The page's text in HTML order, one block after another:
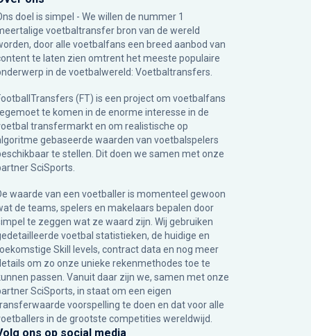
doel is simpel - We willen de nummer 1
voetbaltransfer bron van de wereld
door alle voetbalfans een breed aanbod van
te laten zien omtrent het meeste populaire
in de voetbalwereld: Voetbaltransfers.
(FT) is een project om voetbalfans
te komen in de enorme interesse in de
transfermarkt en om realistische op
gebaseerde waarden van voetbalspelers
te stellen. Dit doen we samen met onze
SciSports
waarde van een voetballer is momenteel gewoon
de teams, spelers en makelaars bepalen door
te zeggen wat ze waard zijn. Wij gebruiken
voetbal statistieken, de huidige en
Skill levels, contract data en nog meer
om zo onze unieke rekenmethodes toe te
passen. Vanuit daar zijn we, samen met onze
SciSports, in staat om een eigen
voorspelling te doen en dat voor alle
in de grootste competities wereldwijd.
ons op social media